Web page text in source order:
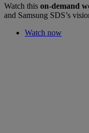
Watch this on-demand
and Samsung SDS’s
Watch now